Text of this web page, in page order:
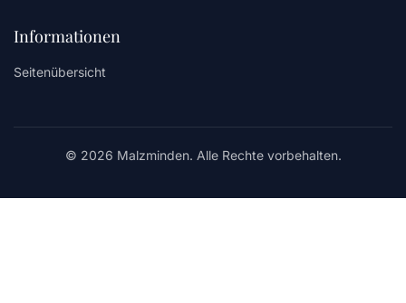
Informationen
Seitenübersicht
© 2026 Malzminden. Alle Rechte vorbehalten.